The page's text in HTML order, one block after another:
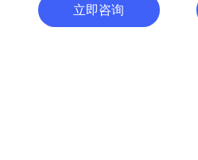
立即咨询